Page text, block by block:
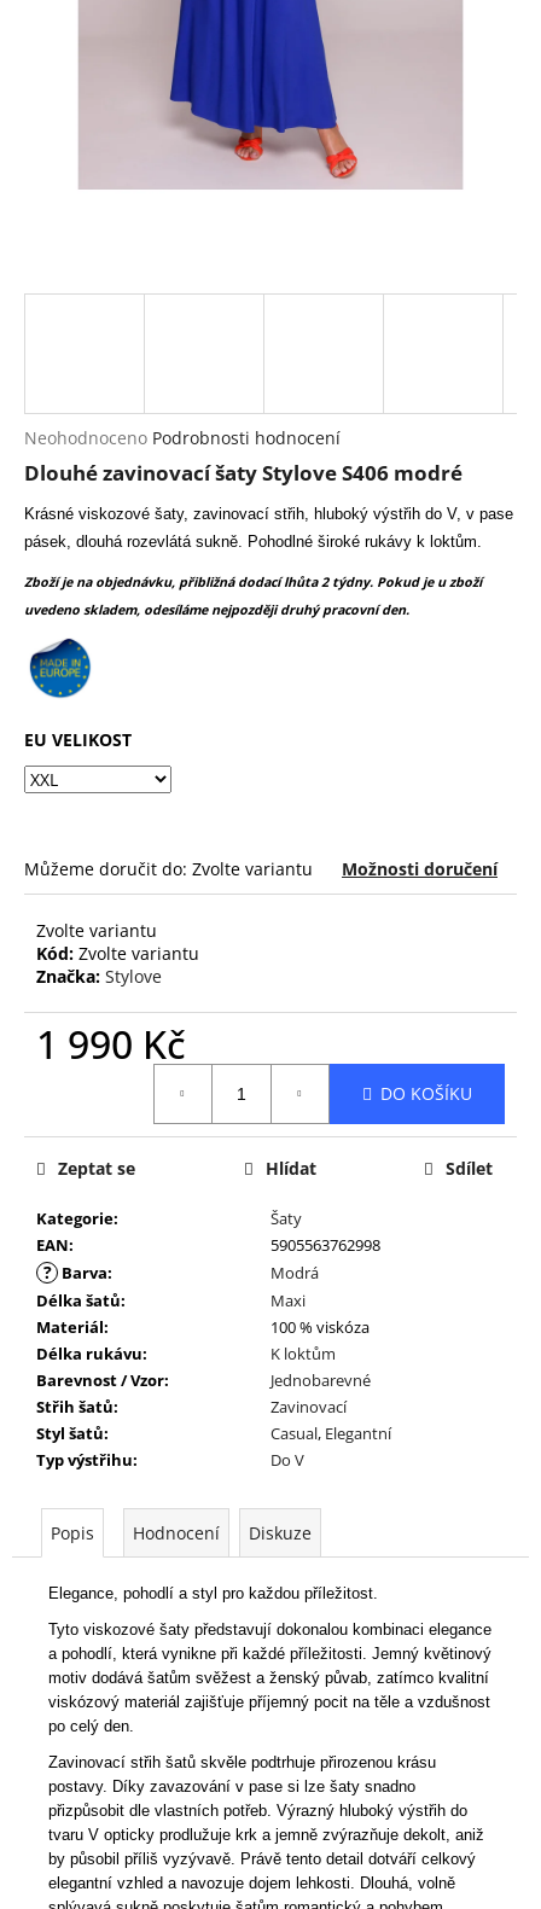
Průměrné
hodnocení
produktu
je
z
5
hvězdiček.
Neohodnoceno Podrobnosti hodnocení
Dlouhé zavinovací šaty Stylove S406 modré
Krásné viskozové šaty, zavinovací střih, hluboký výstřih do V, v pase
pásek, dlouhá rozevlátá sukně. Pohodlné široké rukávy k loktům.
Zboží je na objednávku, přibližná dodací lhůta 2 týdny. Pokud je u zboží
uvedeno skladem, odesíláme nejpozději druhý pracovní den.
EU VELIKOST
Můžeme doručit do: Zvolte variantu Možnosti doručení
Zvolte variantu
Kód: Zvolte variantu
Značka: Stylove
1 990 Kč
DO KOŠÍKU
Kategorie:
Šaty
EAN: 5905563762998
? Barva:
Modrá
Délka šatů:
Maxi
Materiál:
100 % viskóza
Délka rukávu:
K loktům
Barevnost / Vzor:
Jednobarevné
Střih šatů:
Zavinovací
Styl šatů: Casual, Elegantní
Typ výstřihu: Do V
Zeptat se Hlídat Sdílet
Popis Hodnocení Diskuze
Elegance, pohodlí a styl pro každou příležitost.
Tyto viskozové šaty představují dokonalou kombinaci elegance
a pohodlí, která vynikne při každé příležitosti. Jemný květinový
motiv dodává šatům svěžest a ženský půvab, zatímco kvalitní
viskózový materiál zajišťuje příjemný pocit na těle a vzdušnost
po celý den.
Zavinovací střih šatů skvěle podtrhuje přirozenou krásu
postavy. Díky zavazování v pase si lze šaty snadno
přizpůsobit dle vlastních potřeb. Výrazný hluboký výstřih do
tvaru V opticky prodlužuje krk a jemně zvýrazňuje dekolt, aniž
by působil příliš vyzývavě. Právě tento detail dotváří celkový
elegantní vzhled a navozuje dojem lehkosti. Dlouhá, volně
o
p
o
u
č
u
e
m
e